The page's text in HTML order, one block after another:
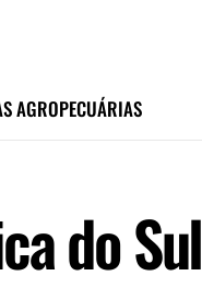
AGROPECUÁRIAS
do Sul